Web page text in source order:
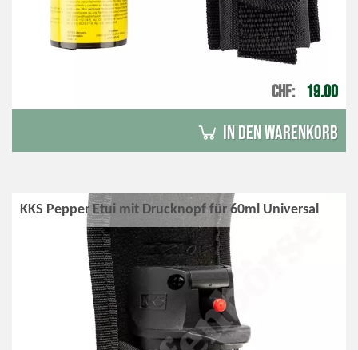
CHF 19.00
in den Warenkorb
KKS Pepper Etui mit Drucknopf für 60ml Universal